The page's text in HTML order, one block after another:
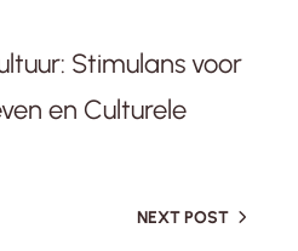
Stimulans voor
en Culturele
NEXT POST